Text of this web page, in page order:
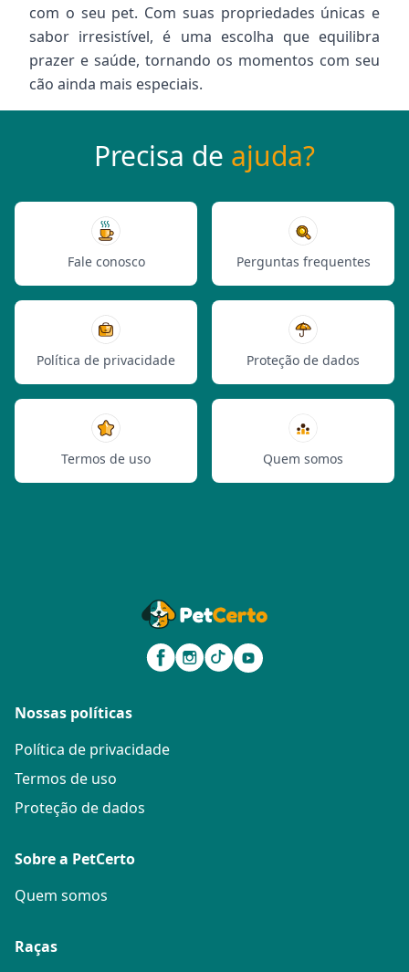
com o seu pet. Com suas propriedades únicas e
sabor irresistível, é uma escolha que equilibra
prazer e saúde, tornando os momentos com seu
cão ainda mais especiais.
Precisa de ajuda?
Fale conosco Perguntas frequentes
Política de privacidade Proteção de dados
Termos de uso Quem somos
Nossas políticas
Política de privacidade
Termos de uso
Proteção de dados
Sobre a PetCerto
Quem somos
Raças